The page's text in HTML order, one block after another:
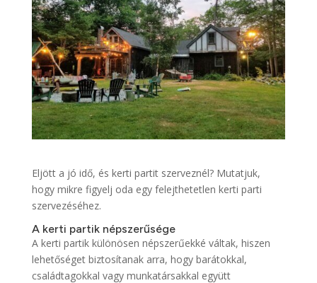
Eljött a jó idő, és kerti partit szerveznél? Mutatjuk,
hogy mikre figyelj oda egy felejthetetlen kerti parti
szervezéséhez.
A kerti partik népszerűsége
A kerti partik különösen népszerűekké váltak, hiszen
lehetőséget biztosítanak arra, hogy barátokkal,
családtagokkal vagy munkatársakkal együtt